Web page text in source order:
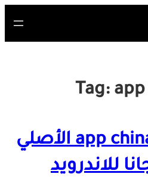
Tag:
تحميل متجر app china الأصلي
للاندرويد